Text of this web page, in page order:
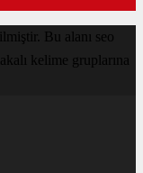
Bu alanı seo
kelime gruplarına